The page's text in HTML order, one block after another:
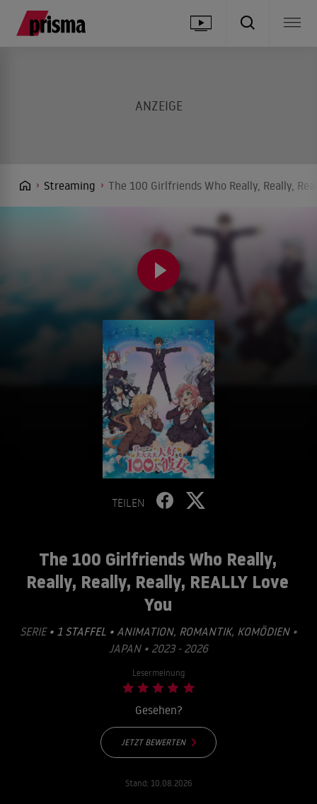
Streaming The 100 Girlfriends Who Really, Really,
TEILEN
The 100 Girlfriends Who Really,
Really, Really, Really, REALLY Love
You
SERIE • 1 STAFFEL • ANIMATION, ROMANTIK, KOMÖDIEN•
JAPAN • 2023 - 2026
Lesermeinung
Gesehen?
JETZT BEWERTEN
Stand: 10.08.2026